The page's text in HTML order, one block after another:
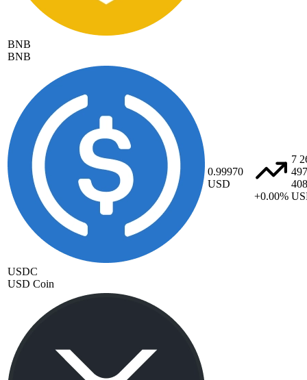
BNB
BNB
USDC
USD Coin
0.99970
USD
+0.00%
7
497
408